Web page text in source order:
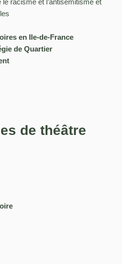
racisme et l’antisémitisme et
en Ile-de-France
de Quartier
de théâtre